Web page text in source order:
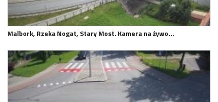
Malbork, Rzeka Nogat, Stary Most. Kamera na żywo…